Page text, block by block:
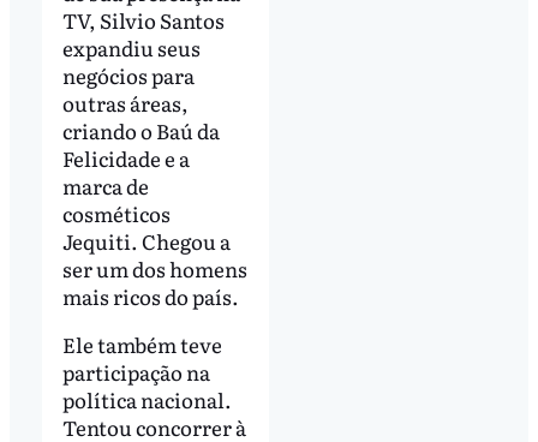
TV, Silvio Santos
expandiu seus
negócios para
outras áreas,
criando o Baú da
Felicidade e a
marca de
cosméticos
Jequiti. Chegou a
ser um dos homens
mais ricos do país.
Ele também teve
participação na
política nacional.
Tentou concorrer à